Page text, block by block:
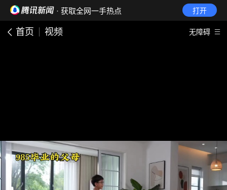
· 获取全网一手热点 打开
首页 视频 无障碍